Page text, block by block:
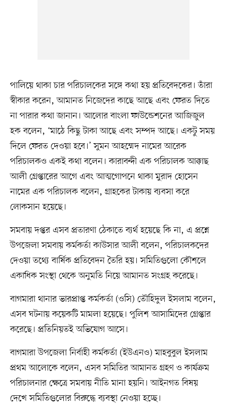
পালিয়ে থাকা চার পরিচালকের সঙ্গে কথা হয় প্রতিবেদকের। তাঁরা
স্বীকার করেন, আমানত নিজেদের কাছে আছে এবং ফেরত দিতে
না পারার কথা জানান। আলোর বাংলা ফাউন্ডেশনের আজিজুল
হক বলেন, ‘মাঠে কিছু টাকা আছে এবং সম্পদ আছে। একটু সময়
দিলে ফেরত দেওয়া হবে।’ সুমন আহম্মেদ নামের আরেক
পরিচালকও একই কথা বলেন। কারাবন্দী এক পরিচালক আক্কাছ
আলী গ্রেপ্তারের আগে এবং আত্মগোপনে থাকা মুরাদ হোসেন
নামের এক পরিচালক বলেন, গ্রাহকের টাকায় ব্যবসা করে
লোকসান হয়েছে।
সমবায় দপ্তর এসব প্রতারণা ঠেকাতে ব্যর্থ হয়েছে কি না, এ প্রশ্নে
উপজেলা সমবায় কর্মকর্তা কাউসার আলী বলেন, পরিচালকদের
দেওয়া তথ্যে বার্ষিক প্রতিবেদন তৈরি হয়। সমিতিগুলো কৌশলে
একাধিক সংস্থা থেকে অনুমতি নিয়ে আমানত সংগ্রহ করেছে।
বাগমারা থানার ভারপ্রাপ্ত কর্মকর্তা (ওসি) তৌহিদুল ইসলাম বলেন,
এসব ঘটনায় কয়েকটি মামলা হয়েছে। পুলিশ আসামিদের গ্রেপ্তার
করেছে। প্রতিনিয়তই অভিযোগ আসে।
বাগমারা উপজেলা নির্বাহী কর্মকর্তা (ইউএনও) মাহবুবুল ইসলাম
প্রথম আলোকে বলেন, এসব সমিতির আমানত গ্রহণ ও কার্যক্রম
পরিচালনার ক্ষেত্রে সমবায় নীতি মানা হয়নি। আইনগত বিষয়
দেখে সমিতিগুলোর বিরুদ্ধে ব্যবস্থা নেওয়া হচ্ছে।